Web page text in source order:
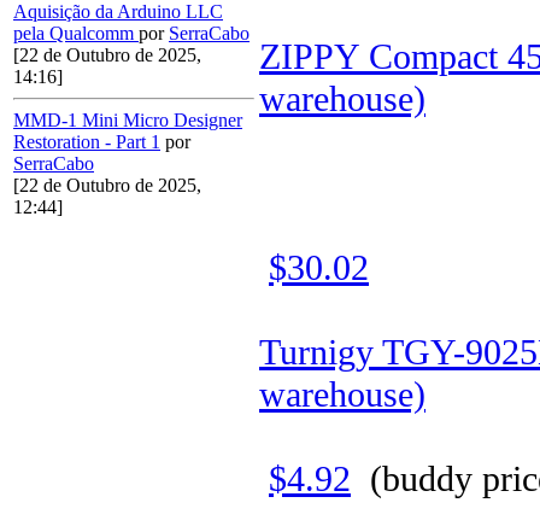
Aquisição da Arduino LLC
pela Qualcomm por SerraCabo
[22 de Outubro de 2025,
14:16]
MMD-1 Mini Micro Designer
Restoration - Part 1 por
SerraCabo
[22 de Outubro de 2025,
12:44]
ZIPPY Compact
warehouse)
$30.02
Turnigy TGY-
warehouse)
$4.92 (buddy